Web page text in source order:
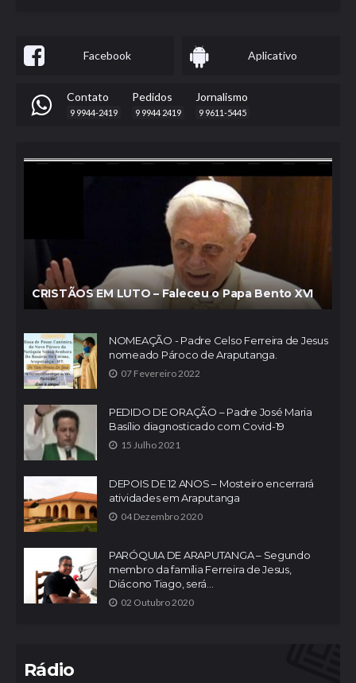
Facebook Aplicativo
Contato
9 9944-2419
Pedidos
9 9944 2419
Jornalismo
9 9611-5445
CRISTÃOS EM LUTO – Faleceu o Papa Bento XVI
NOMEAÇÃO - Padre Celso Ferreira de Jesus
nomeado Pároco de Araputanga.
07 Fevereiro 2022
PEDIDO DE ORAÇÃO – Padre José Maria
Basílio diagnosticado com Covid-19
15 Julho 2021
DEPOIS DE 12 ANOS – Mosteiro encerrará
atividades em Araputanga
04 Dezembro 2020
PARÓQUIA DE ARAPUTANGA – Segundo
membro da família Ferreira de Jesus,
Diácono Tiago, será...
02 Outubro 2020
Rádio